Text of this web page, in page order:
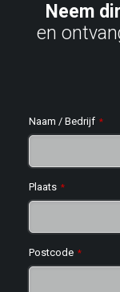
Neem
en
Naam / Bedrijf *
Plaats *
Postcode *